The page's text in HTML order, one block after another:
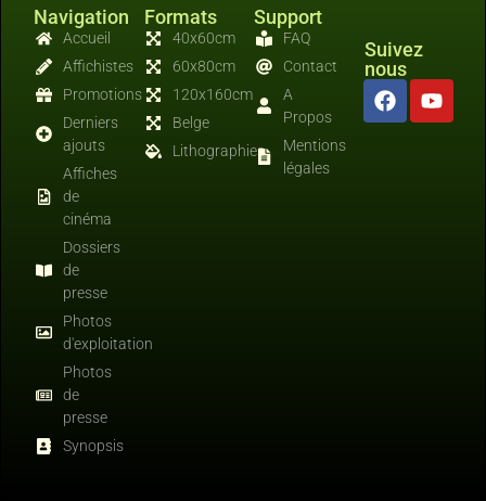
Navigation
Accueil
Affichistes
Promotions
Derniers
ajouts
Affiches
de
cinéma
Dossiers
de
presse
Photos
d'exploitation
Photos
de
presse
Synopsis
Formats
40x60cm
60x80cm
120x160cm
Belge
Lithographies
Support
FAQ
Contact
A
Propos
Mentions
légales
Suivez
nous